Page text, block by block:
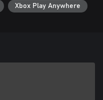
Xbox Play Anywhere